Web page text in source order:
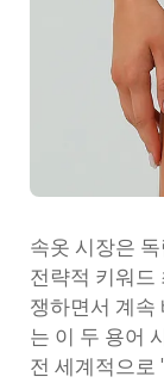
속옷 시장은
전략적 키워드
쟁하면서 계속
는 이 두 용어
전 세계적으로